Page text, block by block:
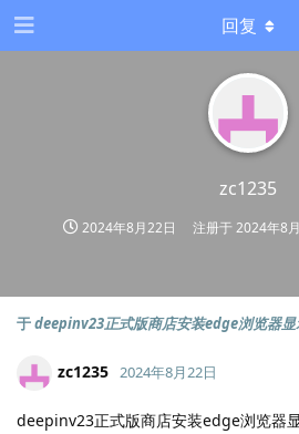
zc1235
2024年8月22日 注册于2024年8
回复
于deepinv23正式版商店安装edge浏览器
zc1235 2024年8月22日
deepinv23正式版商店安装edge浏览器